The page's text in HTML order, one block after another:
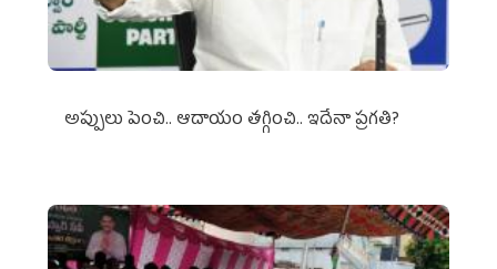
అప్పులు పెంచి.. ఆదాయం తగ్గించి.. ఇదేనా ప్రగతి?